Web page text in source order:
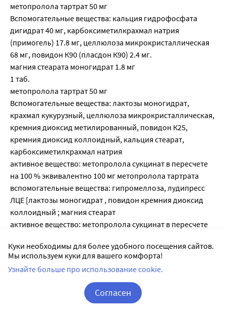
метопролола тартрат 50 мг
Вспомогательные вещества: кальция гидрофосфата
дигидрат 40 мг, карбоксиметилкрахмал натрия
(примогель) 17.8 мг, целлюлоза микрокристаллическая
68 мг, повидон К90 (пласдон К90) 2.4 мг.
магния стеарата моногидрат 1.8 мг
1 таб.
метопролола тартрат 50 мг
Вспомогательные вещества: лактозы моногидрат,
крахмал кукурузный, целлюлоза микрокристаллическая,
кремния диоксид метилированный, повидон К25,
кремния диоксид коллоидный, кальция стеарат,
карбоксиметилкрахмал натрия
активное вещество: метопролола сукцинат в пересчете
на 100 % эквивалентно 100 мг метопролола тартрата
вспомогательные вещества: гипромеллоза, лудипресс
ЛЦЕ [лактозы моногидрат , повидон кремния диоксид
коллоидный ; магния стеарат
активное вещество: метопролола сукцинат в пересчете
вспомогательные вещества: гипромеллоза, лудипресс
ЛЦЕ [лактозы моногидрат , повидон кремния диоксид
коллоидный ; магния стеарат
активное вещество: метопролола сукцинат в пересчете
на 100 % эквивалентно 50 мг метопролола тартрата
Куки необходимы для более удобного посещения сайтов.
Мы используем куки для вашего комфорта!
Узнайте больше про использование cookie.
Согласен